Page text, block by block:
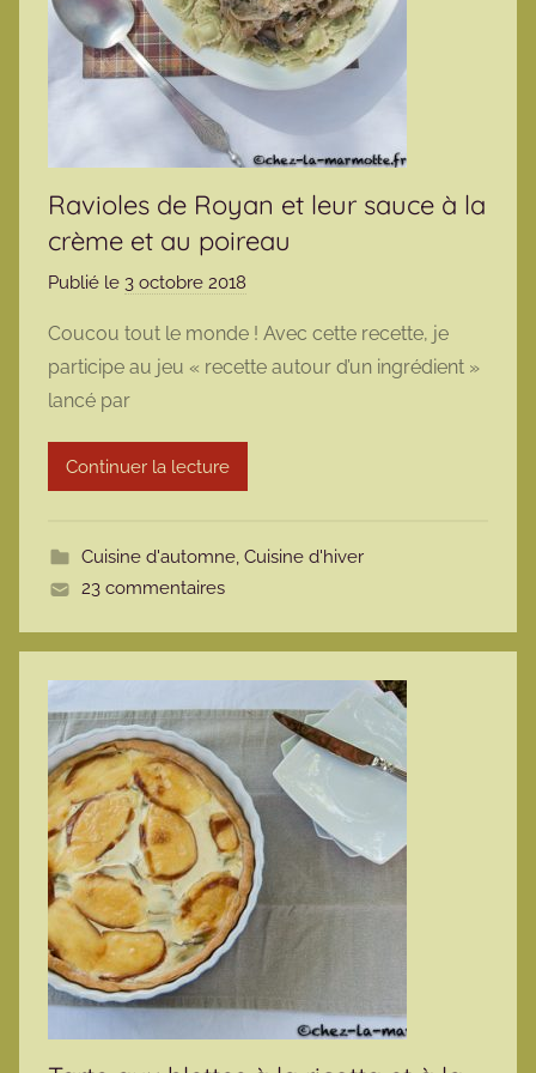
Ravioles de Royan et leur sauce à la
crème et au poireau
Publié le 3 octobre 2018
r
m
r
t
Coucou tout le monde ! Avec cette recette, je
participe au jeu « recette autour d’un ingrédient »
lancé par
Continuer la lecture
Cuisine d'automne, Cuisine d'hiver
23 commentaires